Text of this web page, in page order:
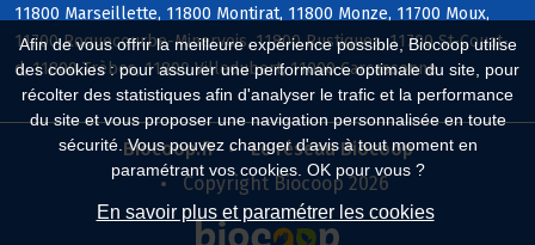
Afin de vous offrir la meilleure expérience possible, Biocoop utilise
des cookies : pour assurer une performance optimale du site, pour
récolter des statistiques afin d'analyser le trafic et la performance
du site et vous proposer une navigation personnalisée en toute
sécurité. Vous pouvez changer d'avis à tout moment en
paramétrant vos cookies. OK pour vous ?
En savoir plus et paramétrer les cookies
11800 Marseillette, 11800 Montirat, 11800 Monze, 11700 Moux,
11700 Roquecourbe-Minervois, 11800 Rustiques, 11700 St-Couat-
d, 11800 Trèbes, 11800 Villedubert, 11000 Carcassonne
Biocoop.fr
Le réseau Biocoop
Copyright Biocoop 2026